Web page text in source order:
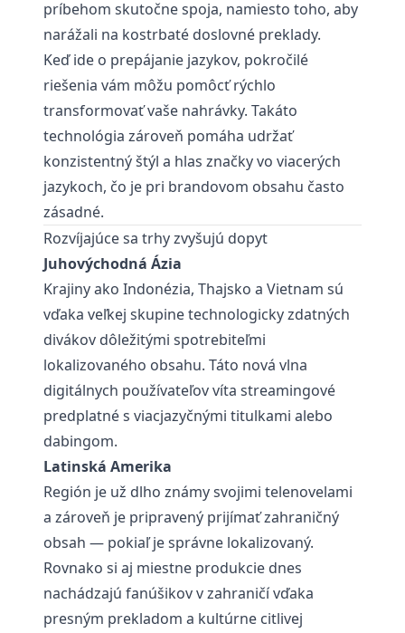
príbehom skutočne spoja, namiesto toho, aby
narážali na kostrbaté doslovné preklady.
Keď ide o prepájanie jazykov, pokročilé
riešenia vám môžu pomôcť rýchlo
transformovať vaše nahrávky. Takáto
technológia zároveň pomáha udržať
konzistentný štýl a hlas značky vo viacerých
jazykoch, čo je pri brandovom obsahu často
zásadné.
Rozvíjajúce sa trhy zvyšujú dopyt
Juhovýchodná Ázia
Krajiny ako Indonézia, Thajsko a Vietnam sú
vďaka veľkej skupine technologicky zdatných
divákov dôležitými spotrebiteľmi
lokalizovaného obsahu. Táto nová vlna
digitálnych používateľov víta streamingové
predplatné s viacjazyčnými titulkami alebo
dabingom.
Latinská Amerika
Región je už dlho známy svojimi telenovelami
a zároveň je pripravený prijímať zahraničný
obsah — pokiaľ je správne lokalizovaný.
Rovnako si aj miestne produkcie dnes
nachádzajú fanúšikov v zahraničí vďaka
presným prekladom a kultúrne citlivej